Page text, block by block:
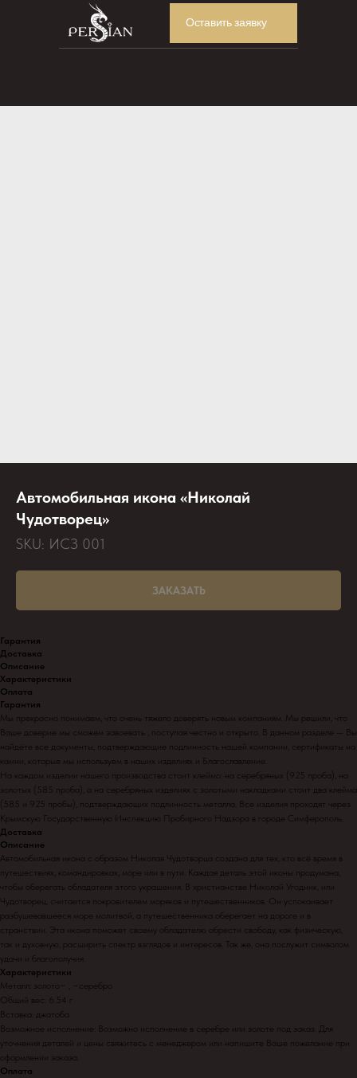
Оставить заявку
Автомобильная икона «Николай
Чудотворец»
SKU: ИСЗ 001
ЗАКАЗАТЬ
Гарантия
Доставка
Описание
Характеристики
Оплата
Гарантия
Мы прекрасно понимаем, что очень тяжело доверять новым компаниям. Мы решили, что
Ваше доверие мы сможем завоевать , поступая честно и открыто. В данном разделе — Вы
найдёте все документы, подтверждающие подлинность нашей компании, сертификаты на
камни, которые мы используем в наших изделиях и Благославление.
На каждом изделии нашего производства стоит клеймо: на серебряных (925 проба), на
золотых (585 проба), а на серебряных изделиях с золотыми накладками стоит два клейма
(585 и 925 пробы), подтверждающих подлинность металла. Все изделия проходят через
Крымскую Государственную Инспекцию Пробирного Надзора в городе Симферополь.
Доставка
Описание
Автомобильная икона с образом Николая Чудотворца создана для тех, кто всё время в
путешествиях, командировках, море или в пути. Каждая деталь этой иконы продумана,
чтобы оберегать обладателя этого украшения. В христианстве Николай Угодник, или
Чудотворец, считается покровителем моряков и путешественников. Он успокаивает
разбушевавшееся море молитвой, а путешественника оберегает на дороге и в
странствии. Эта икона поможет своему обладателю обрести свободу, как физическую,
так и духовную, расширить спектр взглядов и интересов. Так же, она послужит символом
удачи и благополучия.
Характеристики
Металл: золото~ , ~серебро
Общий вес: 6.54 г
Вставка: джатоба
Возможное исполнение: Возможно исполнение в серебре или золоте под заказ. Для
уточнения деталей и цены свяжитесь с менеджером или напишите Ваше пожелание при
оформлении заказа.
Оплата